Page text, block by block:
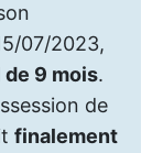
07/2023,
9 mois.
de
finalement